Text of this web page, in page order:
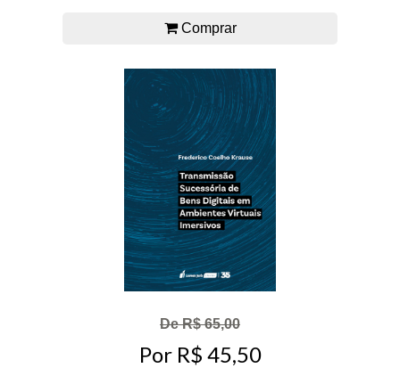
Comprar
De R$ 65,00
Por R$ 45,50